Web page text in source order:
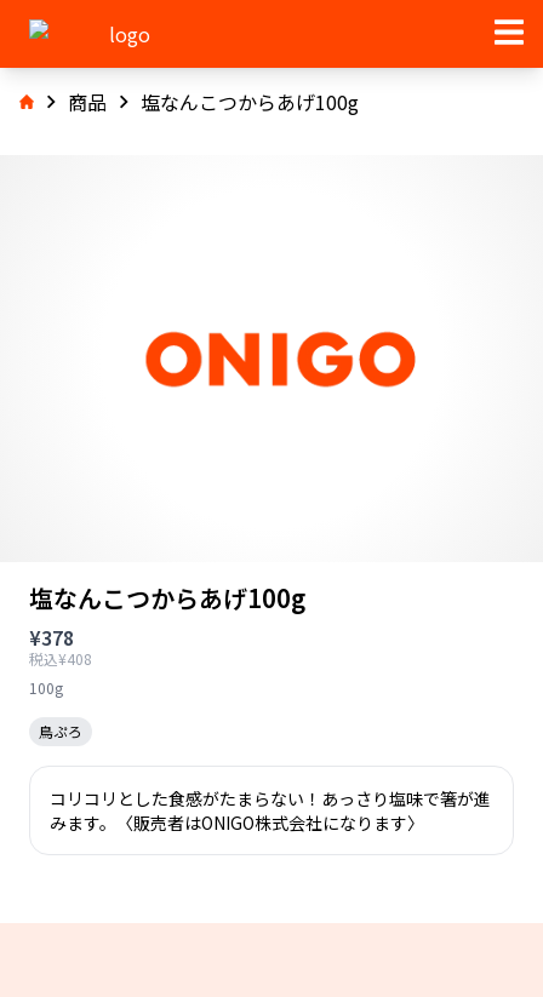
商品 塩なんこつからあげ100g
塩なんこつからあげ100g
¥378
税込¥408
100g
鳥ぷろ
コリコリとした食感がたまらない！あっさり塩味で箸が進
みます。〈販売者はONIGO株式会社になります〉